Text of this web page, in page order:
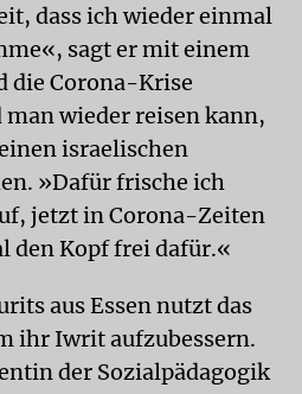
dass ich wieder einmal
sagt er mit einem
die Corona-Krise
wieder reisen kann,
israelischen
»Dafür frische ich
jetzt in Corona-Zeiten
den Kopf frei dafür.«
aus Essen nutzt das
ihr Iwrit aufzubessern.
der Sozialpädagogik